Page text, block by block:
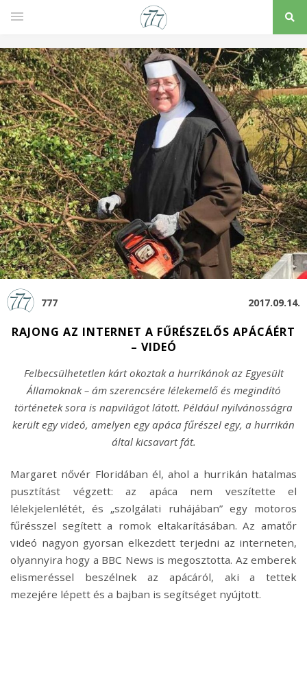
777 2017.09.14.
RAJONG AZ INTERNET A FŰRÉSZELŐS APÁCÁÉRT
– VIDEÓ
Felbecsülhetetlen kárt okoztak a hurrikánok az Egyesült
Államoknak – ám szerencsére lélekemelő és megindító
történetek sora is napvilágot látott. Például nyilvánosságra
került egy videó, amelyen egy apáca fűrészel egy, a hurrikán
által kicsavart fát.
Margaret nővér Floridában él, ahol a hurrikán hatalmas
pusztítást végzett: az apáca nem veszítette el
lélekjelenlétét, és „szolgálati ruhájában” egy motoros
fűrésszel segített a romok eltakarításában. Az amatőr
videó nagyon gyorsan elkezdett terjedni az interneten,
olyannyira hogy a BBC News is megosztotta. Az emberek
elismeréssel beszélnek az apácáról, aki a tettek
mezejére lépett és a bajban is segítséget nyújtott.